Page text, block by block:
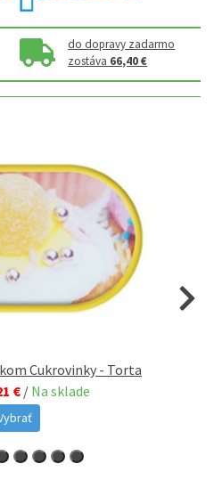
do dopravy zadarmo
zostáva 66,40 €
Cukrovinky - Torta
€ / Na sklade